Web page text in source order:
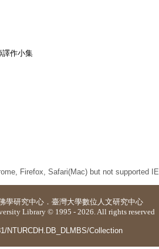
譯作小集
Firefox, Safari(Mac) but not supported IE
學研究中心 ． 臺灣大學數位人文研究中心
Library © 1995 - 2026. All rights reserved
NTURCDH.DB_DLMBS/Collection